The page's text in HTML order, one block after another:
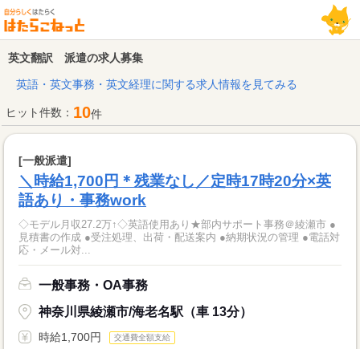
英文翻訳 派遣の求人募集
英語・英文事務・英文経理に関する求人情報を見てみる
ヒット件数： 10件
[一般派遣]
＼時給1,700円＊残業なし／定時17時20分×英
語あり・事務work
◇モデル月収27.2万↑◇英語使用あり★部内サポート事務＠綾瀬市 ●
見積書の作成 ●受注処理、出荷・配送案内 ●納期状況の管理 ●電話対
応・メール対...
一般事務・OA事務
神奈川県綾瀬市/海老名駅（車 13分）
時給1,700円 交通費全額支給